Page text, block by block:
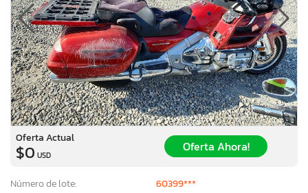
Oferta Actual
$0 USD
Oferta Ahora!
Número de lote:
60399***